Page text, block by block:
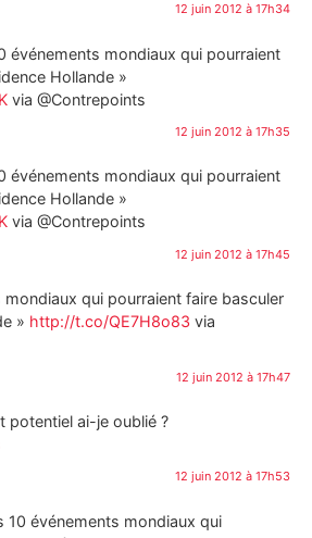
12 juin 2012 à 17h34
événements mondiaux qui pourraient
Hollande »
via @Contrepoints
12 juin 2012 à 17h35
événements mondiaux qui pourraient
Hollande »
via @Contrepoints
12 juin 2012 à 17h45
mondiaux qui pourraient faire basculer
» http://t.co/QE7H8o83 via
12 juin 2012 à 17h47
potentiel ai-je oublié ?
12 juin 2012 à 17h53
10 événements mondiaux qui